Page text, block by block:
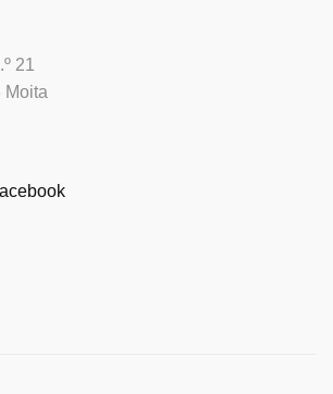
21
Moita